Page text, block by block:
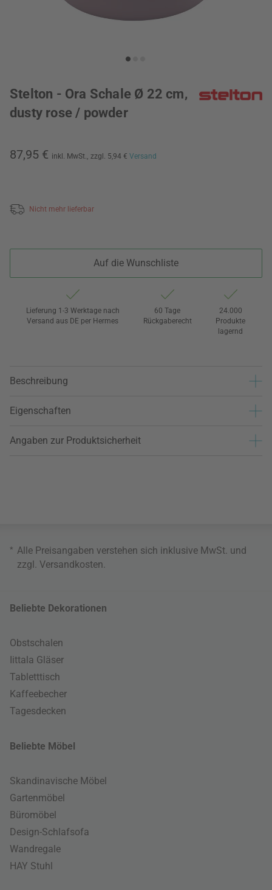
Stelton - Ora Schale Ø 22 cm,
dusty rose / powder
87,95 € inkl. MwSt., zzgl. 5,94 € Versand
Nicht mehr lieferbar
Auf die Wunschliste
Lieferung 1-3 Werktage nach
Versand aus DE per Hermes
60 Tage
Rückgaberecht
24.000
Produkte
lagernd
Beschreibung
Eigenschaften
Angaben zur Produktsicherheit
* Alle Preisangaben verstehen sich inklusive MwSt. und
zzgl. Versandkosten
Beliebte Dekorationen
Obstschalen
Iittala Gläser
Tabletttisch
Kaffeebecher
Tagesdecken
Beliebte Möbel
Skandinavische Möbel
Gartenmöbel
Büromöbel
Design-Schlafsofa
Wandregale
HAY Stuhl